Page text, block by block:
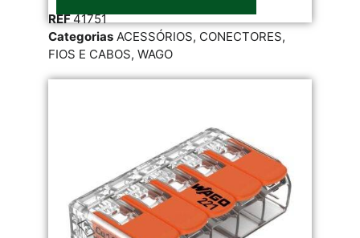
REF41751
Categorias ACESSÓRIOS, CONECTORES,
FIOS E CABOS, WAGO